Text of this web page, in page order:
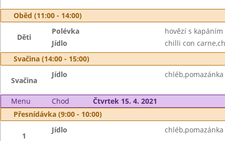
Oběd (11:00 - 14:00)
Děti
Polévka
hovězí s kapáním
Jídlo
chilli con
Svačina (14:00 - 15:00)
Svačina
Jídlo
Menu Chod
Čtvrtek 15. 4. 2021
Přesnídávka (9:00 - 10:00)
1
Jídlo